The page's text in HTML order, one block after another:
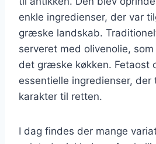
enkle ingredienser, der var
græske landskab.
serveret med olivenolie,
det græske køkken. Fetaost
essentielle ingredienser, der
karakter til retten.
I dag findes der mange